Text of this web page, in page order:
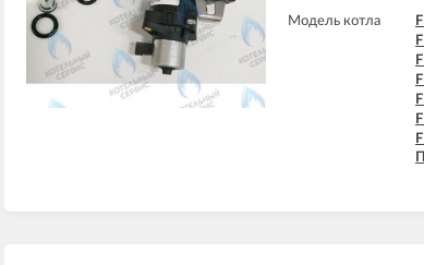
Модель котла